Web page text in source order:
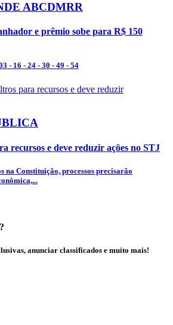
ABCDMRR
e prêmio sobe para R$ 150
- 16 - 24 - 30 - 49 - 54
recursos e deve reduzir ações no STJ
na Constituição, processos precisarão
anunciar classificados e muito mais!